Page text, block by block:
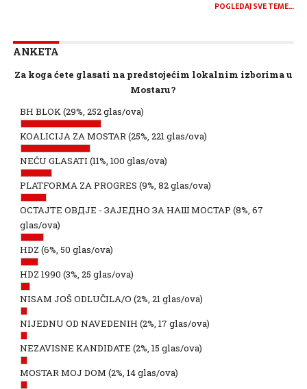
POGLEDAJ SVE TEME…
ANKETA
Za koga ćete glasati na predstojećim lokalnim izborima u
Mostaru?
BH BLOK(29%, 252 glas/ova)
KOALICIJA ZA MOSTAR(25%, 221 glas/ova)
NEĆU GLASATI (11%, 100 glas/ova)
PLATFORMA ZA PROGRES (9%, 82 glas/ova)
ОСТАЈТЕ ОВДЈЕ - ЗАЈЕДНО ЗА НАШ МОСТАР (8%, 67
glas/ova)
HDZ (6%, 50 glas/ova)
HDZ 1990 (3%, 25 glas/ova)
NISAM JOŠ ODLUČILA/O (2%, 21 glas/ova)
NIJEDNU OD NAVEDENIH (2%, 17 glas/ova)
NEZAVISNE KANDIDATE (2%, 15 glas/ova)
MOSTAR MOJ DOM (2%, 14 glas/ova)